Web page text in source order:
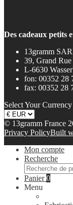
Des cadeaux petits
13gramm
39, Grand Rue
L-6630
fon: 00352 28
fax: 00352 28
Select Your Currency
© 13gramm France
Privacy PolicyBuilt
Mon compte
Recherche
Recherche
pour :
Panier0
Menu